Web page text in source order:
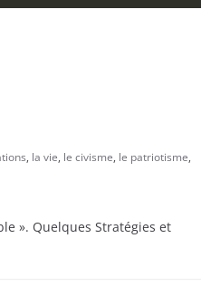
, la vie, le civisme, le patriotisme,
». Quelques Stratégies et